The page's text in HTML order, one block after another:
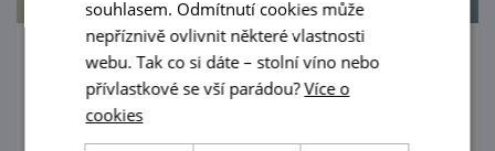
Provozní den Železnice 600
souhlasem. Odmítnutí cookies může
nepříznivě ovlivnit některé vlastnosti
webu. Tak co si dáte – stolní víno nebo
přívlastkové se vší parádou?Více o
cookies